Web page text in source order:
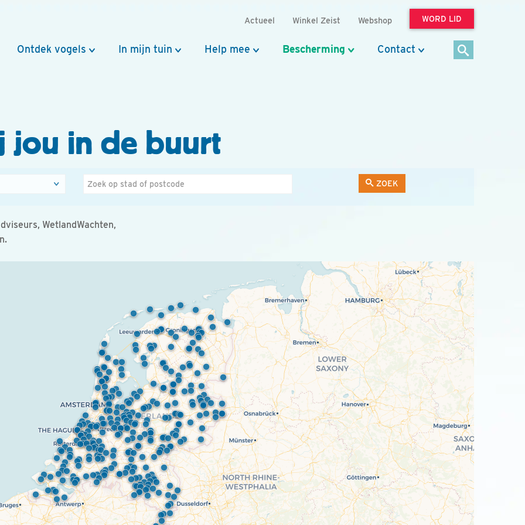
Actueel Winkel Zeist Webshop WORD LID
Ontdek vogels In mijn tuin Help mee Bescherming Contact
jou in de buurt
Zoek
ZOEK
WetlandWachten,